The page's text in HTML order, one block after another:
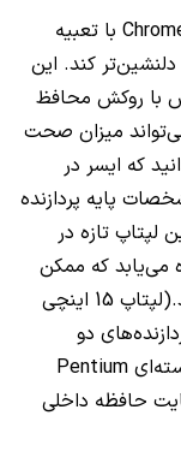
با تعبیه
کند. این
با روکش محافظ
میزان صحت
که ایسر در
پایه پردازنده
لپتاپ تازه در
می‌یابد که ممکن
است با توجه به مناطق هدف متفاوت باشند.(لپتاپ 15 اینچی
دو
Pentium
رم و 32 گیگابایت حافظه داخلی